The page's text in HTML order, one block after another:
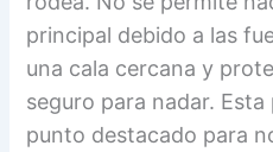
principal debido a las
una cala cercana y
seguro para nadar. Esta
punto destacado para